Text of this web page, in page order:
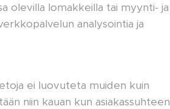
olevilla lomakkeilla tai myynti- ja
analysointia ja
ei luovuteta muiden kuin
niin kauan kun asiakassuhteen